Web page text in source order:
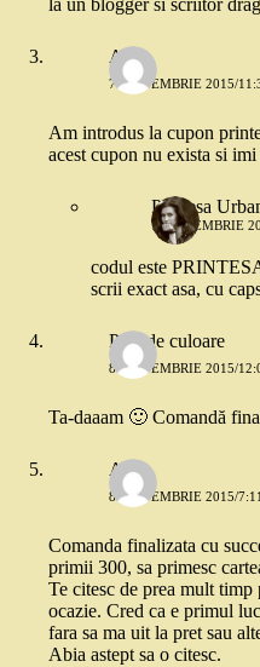
la un blogger si scriitor
Anca
7 SEPTEMBRIE 2015/
Am introdus la cupon
acest cupon nu exista si
Printesa
7 SEPTEMBRIE
codul este
scrii exact asa, cu
Pata de culoare
8 SEPTEMBRIE 2015/
Ta-daaam 🙂 Comandă
Ana
8 SEPTEMBRIE 2015/
Comanda finalizata cu
primii 300, sa primesc
Te citesc de prea mult timp
ocazie. Cred ca e primul
fara sa ma uit la pret sau
Abia astept sa o citesc.